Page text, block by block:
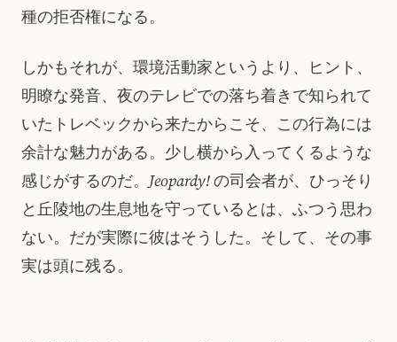
種の拒否権になる。
しかもそれが、環境活動家というより、ヒント、
明瞭な発音、夜のテレビでの落ち着きで知られて
いたトレベックから来たからこそ、この行為には
余計な魅力がある。少し横から入ってくるような
感じがするのだ。 Jeopardy!の司会者が、ひっそり
と丘陵地の生息地を守っているとは、ふつう思わ
ない。だが実際に彼はそうした。そして、その事
実は頭に残る。